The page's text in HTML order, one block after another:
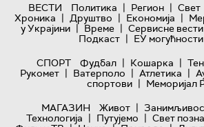
ВЕСТИ Политика | Регион | Свет
Хроника | Друштво | Економија |
у Украјини | Време | Сервисне вести
Подкаст | ЕУ
СПОРТ
Фудбал | Кошарка |
Рукомет | Ватерполо | Атлетика |
спортови | Меморијал
МАГАЗИН
Живот |
Технологијa | Путујемо | Свет